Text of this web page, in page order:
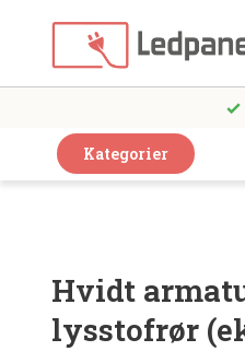
Kategorier
LED Loft og
LED Spots og
Hvidt
lysstofrør